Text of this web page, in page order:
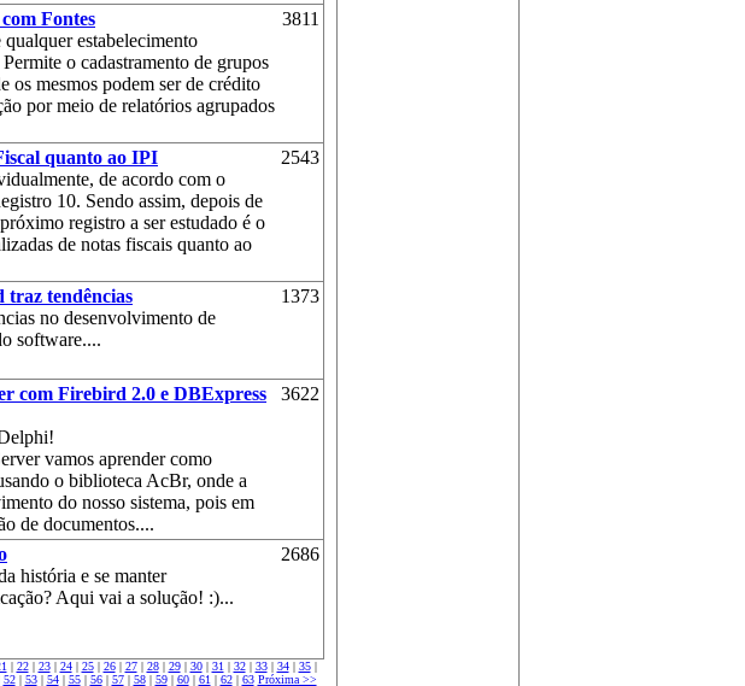
Fontes
estabelecimento
o cadastramento de grupos
os mesmos podem ser de crédito
por meio de relatórios agrupados
3811
quanto ao IPI
de acordo com o
10. Sendo assim, depois de
registro a ser estudado é o
de notas fiscais quanto ao
2543
traz tendências
no desenvolvimento de
software....
1373
com Firebird 2.0 e DBExpress
vamos aprender como
o biblioteca AcBr, onde a
do nosso sistema, pois em
de documentos....
3622
história e se manter
Aqui vai a solução! :)...
2686
| 22| 23| 24| 25| 26| 27| 28| 29| 30| 31 | 32| 33| 34| 35|
52| 53| 54| 55| 56| 57| 58| 59| 60| 61 | 62| 63 Próxima >>